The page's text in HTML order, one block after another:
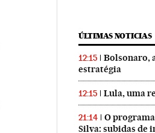
ÚLTIMAS NOTICIAS
12:15
Bolsonaro,
estratégia
12:15 Lula, uma
21:14
O
Silva: subidas de